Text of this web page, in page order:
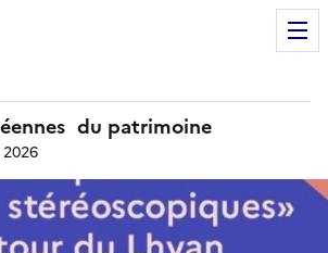
du patrimoine